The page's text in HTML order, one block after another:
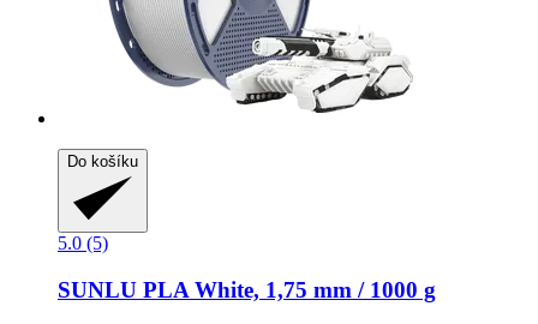
Do košíku
5.0 (5)
SUNLU PLA White, 1,75 mm / 1000 g